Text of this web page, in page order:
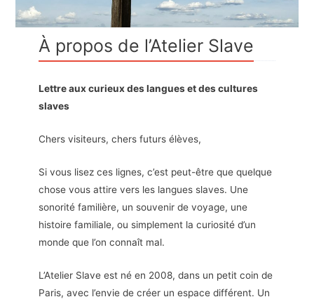
À propos de l’Atelier Slave
Lettre aux curieux des langues et des cultures
slaves
Chers visiteurs, chers futurs élèves,
Si vous lisez ces lignes, c’est peut-être que quelque
chose vous attire vers les langues slaves. Une
sonorité familière, un souvenir de voyage, une
histoire familiale, ou simplement la curiosité d’un
monde que l’on connaît mal.
L’Atelier Slave est né en 2008, dans un petit coin de
Paris, avec l’envie de créer un espace différent. Un